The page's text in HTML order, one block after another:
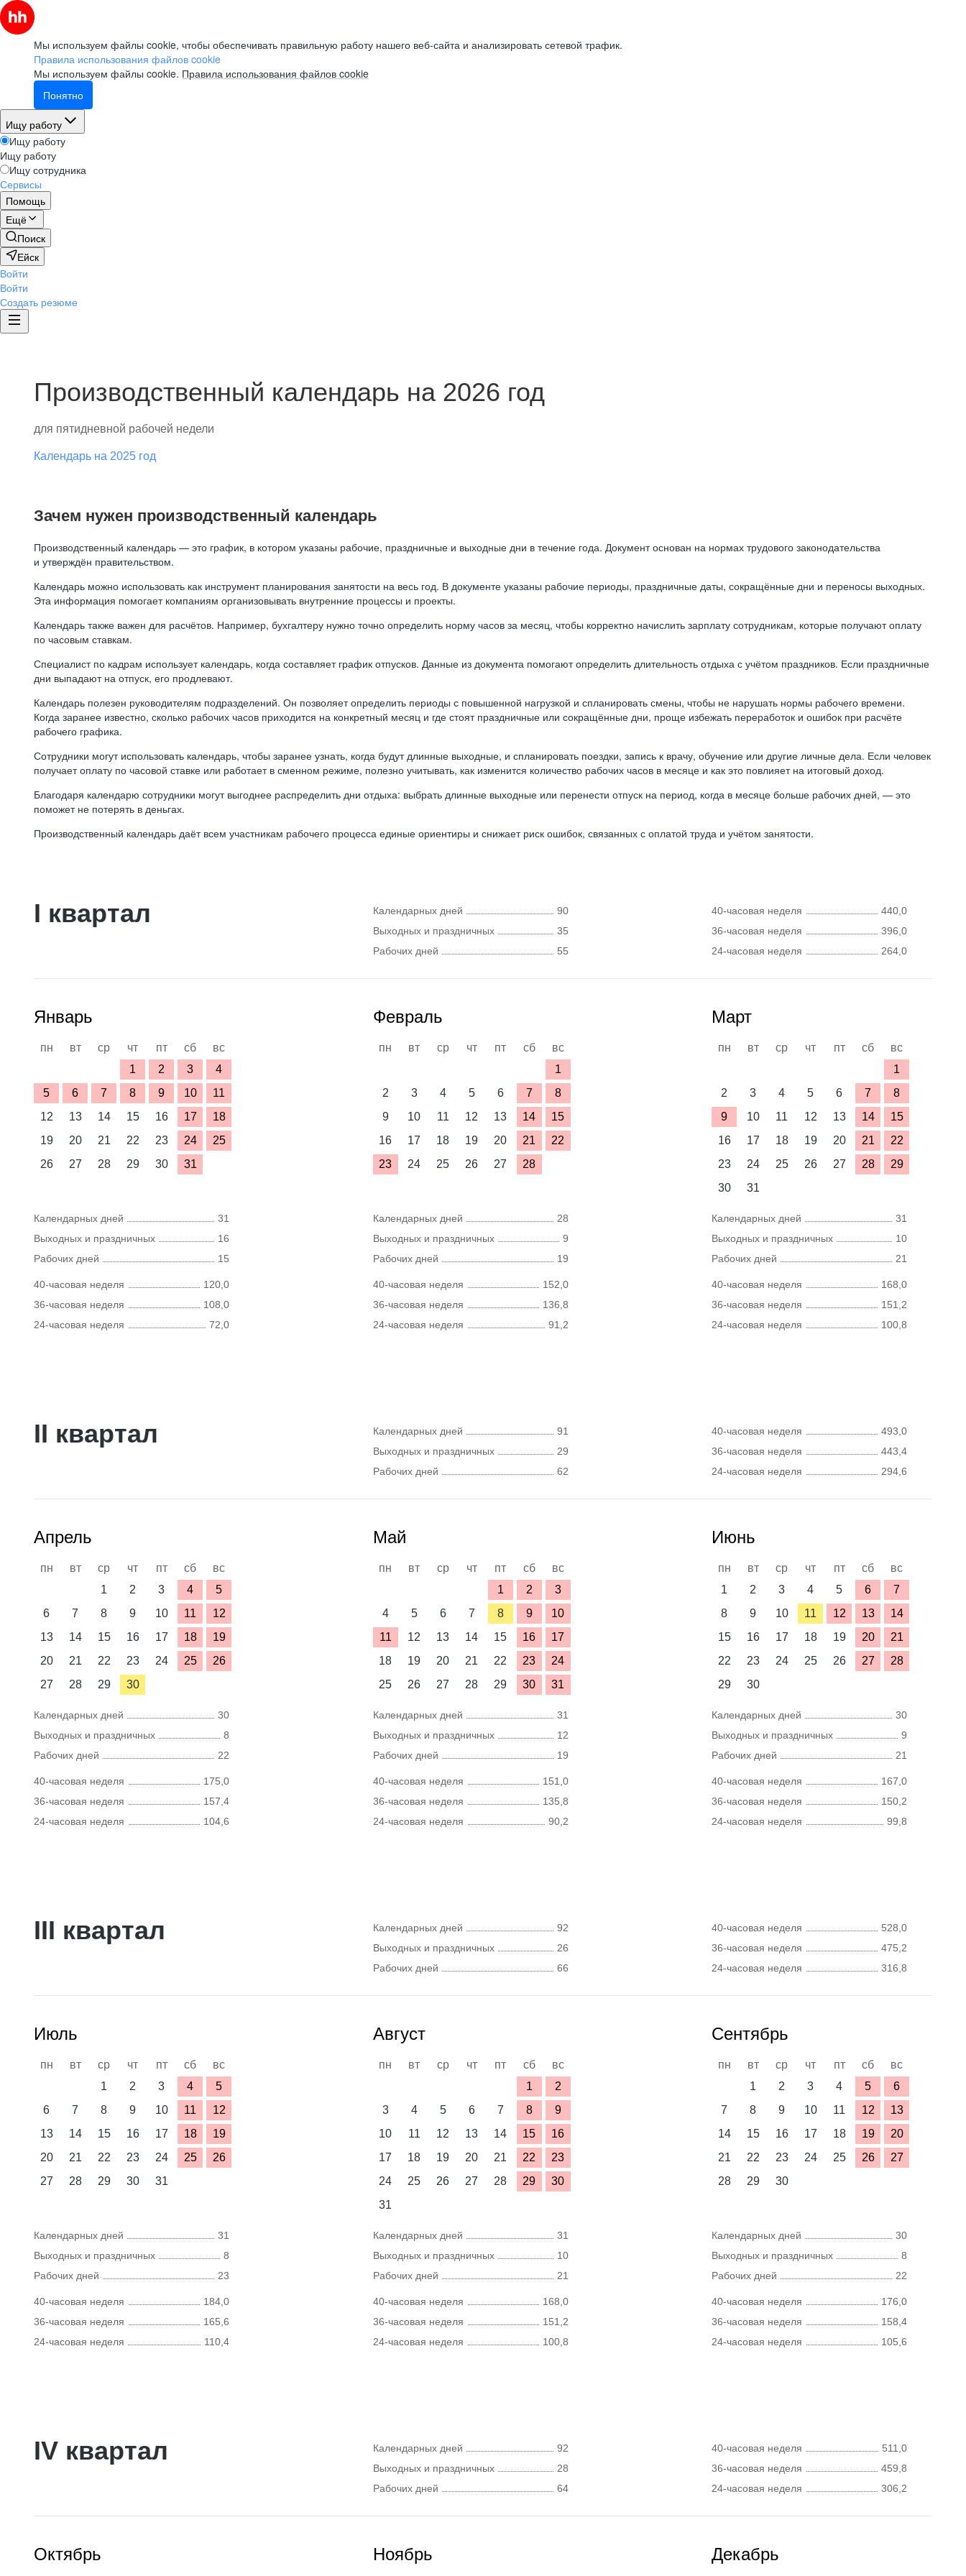
Мы используем файлы cookie, чтобы обеспечивать правильную работу нашего веб-сайта и анализировать сетевой трафик.
Правила использования файлов cookie
Мы используем файлы cookie. Правила использования файлов cookie
Понятно
Ищу работу
Ищу работу
Ищу работу
Ищу сотрудника
Сервисы
Помощь
Ещё
Поиск
Ейск
Войти
Войти
Создать резюме
Производственный календарь на 2026 год
для пятидневной рабочей недели
Календарь на 2025 год
Зачем нужен производственный календарь
Производственный календарь — это график, в котором указаны рабочие, праздничные и выходные дни в течение года. Документ основан на нормах трудового законодательства
и утверждён правительством.
Календарь можно использовать как инструмент планирования занятости на весь год. В документе указаны рабочие периоды, праздничные даты, сокращённые дни и переносы выходных.
Эта информация помогает компаниям организовывать внутренние процессы и проекты.
Календарь также важен для расчётов. Например, бухгалтеру нужно точно определить норму часов за месяц, чтобы корректно начислить зарплату сотрудникам, которые получают оплату
по часовым ставкам.
Специалист по кадрам использует календарь, когда составляет график отпусков. Данные из документа помогают определить длительность отдыха с учётом праздников. Если праздничные
дни выпадают на отпуск, его продлевают.
Календарь полезен руководителям подразделений. Он позволяет определить периоды с повышенной нагрузкой и спланировать смены, чтобы не нарушать нормы рабочего времени.
Когда заранее известно, сколько рабочих часов приходится на конкретный месяц и где стоят праздничные или сокращённые дни, проще избежать переработок и ошибок при расчёте
рабочего графика.
Сотрудники могут использовать календарь, чтобы заранее узнать, когда будут длинные выходные, и спланировать поездки, запись к врачу, обучение или другие личные дела. Если человек
получает оплату по часовой ставке или работает в сменном режиме, полезно учитывать, как изменится количество рабочих часов в месяце и как это повлияет на итоговый доход.
Благодаря календарю сотрудники могут выгоднее распределить дни отдыха: выбрать длинные выходные или перенести отпуск на период, когда в месяце больше рабочих дней, — это
поможет не потерять в деньгах.
Производственный календарь даёт всем участникам рабочего процесса единые ориентиры и снижает риск ошибок, связанных с оплатой труда и учётом занятости.
I квартал Календарных дней
90
Выходных и праздничных
35
Рабочих дней
55
40-часовая неделя
440,0
36-часовая неделя
396,0
24-часовая неделя
264,0
Январь
пн вт ср чт пт сб
вс
1
2 3
4
5
6 7 8 9 10
11
12
13 14 15 16 17
18
19
20 21 22 23 24
25
26
27 28 29 30 31
Календарных дней
31
Выходных и праздничных
16
Рабочих дней
15
40-часовая неделя
120,0
36-часовая неделя
108,0
24-часовая неделя
72,0
Февраль
пн вт ср чт пт сб
вс
1
2
3 4 5 6 7
8
9
10 11 12 13 14
15
16
17 18 19 20 21
22
23
24 25 26 27 28
Календарных дней
28
Выходных и праздничных
9
Рабочих дней
19
40-часовая неделя
152,0
36-часовая неделя
136,8
24-часовая неделя
91,2
Март
пн вт ср чт пт сб
вс
1
2
3 4 5 6 7
8
9
10 11 12 13 14
15
16
17 18 19 20 21
22
23
24 25 26 27 28
29
30
31
Календарных дней
31
Выходных и праздничных
10
Рабочих дней
21
40-часовая неделя
168,0
36-часовая неделя
151,2
24-часовая неделя
100,8
II квартал Календарных дней
91
Выходных и праздничных
29
Рабочих дней
62
40-часовая неделя
493,0
36-часовая неделя
443,4
24-часовая неделя
294,6
Апрель
пн вт ср чт пт сб
вс
1
2 3 4
5
6
7 8 9 10 11
12
13
14 15 16 17 18
19
20
21 22 23 24 25
26
27
28 29 30
Календарных дней
30
Выходных и праздничных
8
Рабочих дней
22
40-часовая неделя
175,0
36-часовая неделя
157,4
24-часовая неделя
104,6
Май
пн вт ср чт пт сб
вс
1
2
3
4
5 6 7 8 9
10
11
12 13 14 15 16
17
18
19 20 21 22 23
24
25
26 27 28 29 30 31
Календарных дней
31
Выходных и праздничных
12
Рабочих дней
19
40-часовая неделя
151,0
36-часовая неделя
135,8
24-часовая неделя
90,2
Июнь
пн вт ср чт пт сб
вс
1
2 3 4 5 6
7
8
9 10 11 12 13
14
15
16 17 18 19 20
21
22
23 24 25 26 27
28
29
30
Календарных дней
30
Выходных и праздничных
9
Рабочих дней
21
40-часовая неделя
167,0
36-часовая неделя
150,2
24-часовая неделя
99,8
III квартал Календарных дней
92
Выходных и праздничных
26
Рабочих дней
66
40-часовая неделя
528,0
36-часовая неделя
475,2
24-часовая неделя
316,8
Июль
пн вт ср чт пт сб
вс
1
2 3 4
5
6
7 8 9 10 11
12
13
14 15 16 17 18
19
20
21 22 23 24 25
26
27
28 29 30 31
Календарных дней
31
Выходных и праздничных
8
Рабочих дней
23
40-часовая неделя
184,0
36-часовая неделя
165,6
24-часовая неделя
110,4
Август
пн вт ср чт пт сб
вс
1
2
3
4 5 6 7 8
9
10
11 12 13 14 15
16
17
18 19 20 21 22
23
24
25 26 27 28 29
30
31
Календарных дней
31
Выходных и праздничных
10
Рабочих дней
21
40-часовая неделя
168,0
36-часовая неделя
151,2
24-часовая неделя
100,8
Сентябрь
пн вт ср чт пт сб
вс
1
2 3 4 5
6
7
8 9 10 11 12
13
14
15 16 17 18 19
20
21
22 23 24 25 26
27
28
29 30
Календарных дней
30
Выходных и праздничных
8
Рабочих дней
22
40-часовая неделя
176,0
36-часовая неделя
158,4
24-часовая неделя
105,6
IV квартал Календарных дней
92
Выходных и праздничных
28
Рабочих дней
64
40-часовая неделя
511,0
36-часовая неделя
459,8
24-часовая неделя
306,2
Октябрь Ноябрь Декабрь